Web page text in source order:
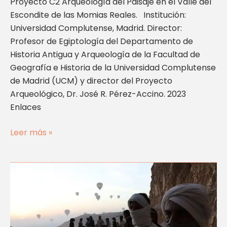
Escondite de las Momias Reales. Institución:
Universidad Complutense, Madrid. Director:
Profesor de Egiptología del Departamento de
Historia Antigua y Arqueología de la Facultad de
Geografía e Historia de la Universidad Complutense
de Madrid (UCM) y director del Proyecto
Arqueológico, Dr. José R. Pérez-Accino. 2023
Enlaces
Leer más »
Paisaje